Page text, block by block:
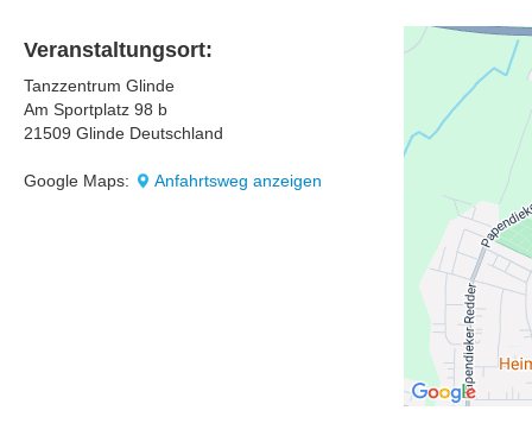
Veranstaltungsort:
Tanzzentrum Glinde
Am Sportplatz 98 b
21509 Glinde Deutschland
Google Maps: Anfahrtsweg anzeigen